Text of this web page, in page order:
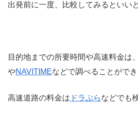
出発前に一度、比較してみるといい
目的地までの所要時間や高速料金は
やNAVITIMEなどで調べることができ
高速道路の料金は ドラぷらなどでも